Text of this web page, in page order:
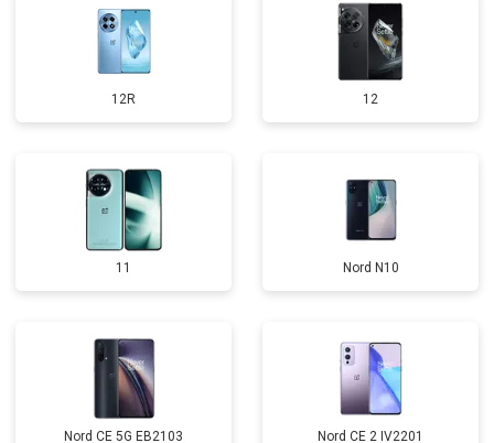
12R 12
11 Nord N10
Nord CE 5G EB2103 Nord CE 2 IV2201